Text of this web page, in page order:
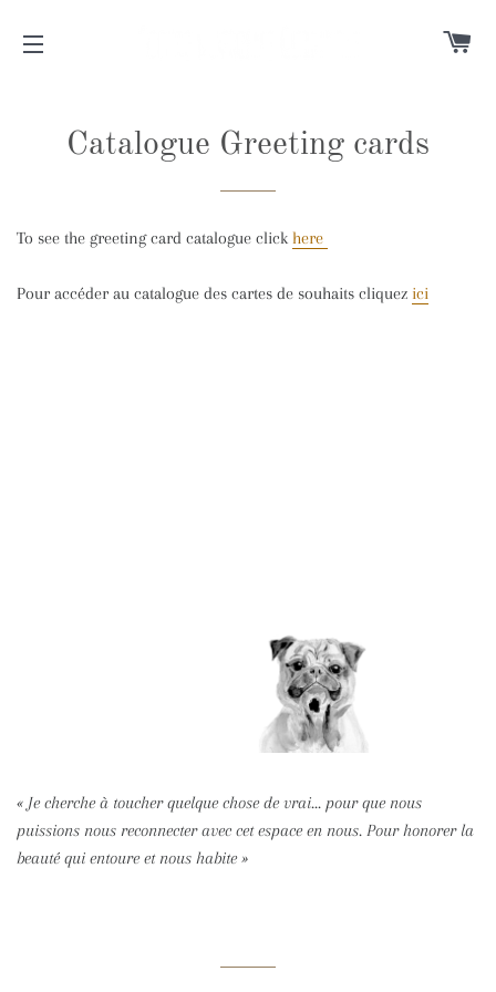
Catalogue Greeting cards
To see the greeting card catalogue click here
Pour accéder au catalogue des cartes de souhaits cliquez ici
« Je cherche à toucher quelque chose de vrai... pour que nous
puissions nous reconnecter avec cet espace en nous. Pour honorer la
beauté qui entoure et nous habite »